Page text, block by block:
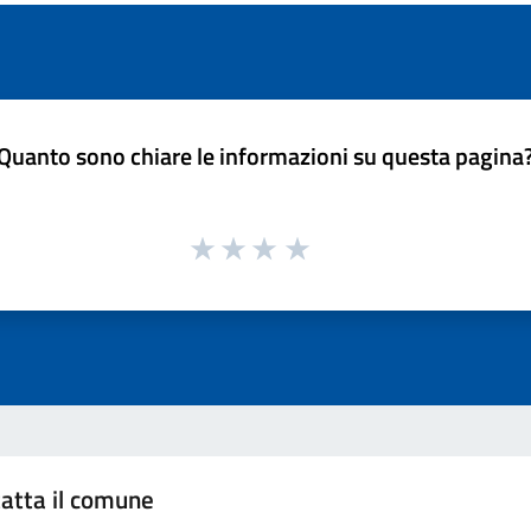
sono chiare le informazioni su questa
il comune